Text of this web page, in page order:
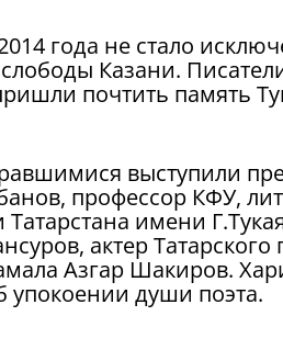
года не стало
Казани.
почтить память
выступили
профессор КФУ,
Татарстана имени
актер Татарского
Азгар Шакиров.
упокоении души поэта.